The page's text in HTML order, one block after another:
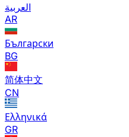
العربية
AR
Български
BG
简体中文
CN
Ελληνικά
GR